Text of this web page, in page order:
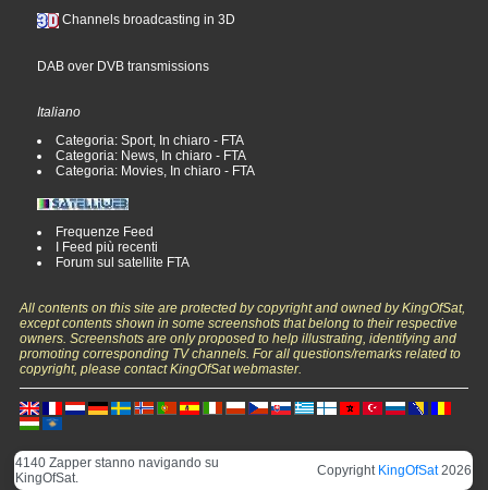
Channels broadcasting in 3D
DAB over DVB transmissions
Italiano
Categoria: Sport, In chiaro - FTA
Categoria: News, In chiaro - FTA
Categoria: Movies, In chiaro - FTA
Frequenze Feed
I Feed più recenti
Forum sul satellite FTA
All contents on this site are protected by copyright and owned by KingOfSat,
except contents shown in some screenshots that belong to their respective
owners. Screenshots are only proposed to help illustrating, identifying and
promoting corresponding TV channels. For all questions/remarks related to
copyright, please contact KingOfSat webmaster.
4140 Zapper stanno navigando su
KingOfSat.
Copyright KingOfSat2026